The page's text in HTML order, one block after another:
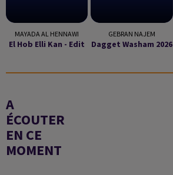
MAYADA AL HENNAWI
El Hob Elli Kan - Edit
GEBRAN NAJEM
Dagget Washam 2026
A
ÉCOUTER
EN CE
MOMENT